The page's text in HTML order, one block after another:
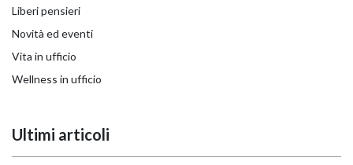
Liberi pensieri
Novità ed eventi
Vita in ufficio
Wellness in ufficio
Ultimi articoli